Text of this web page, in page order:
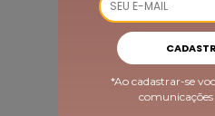
*Ao cadastrar-se